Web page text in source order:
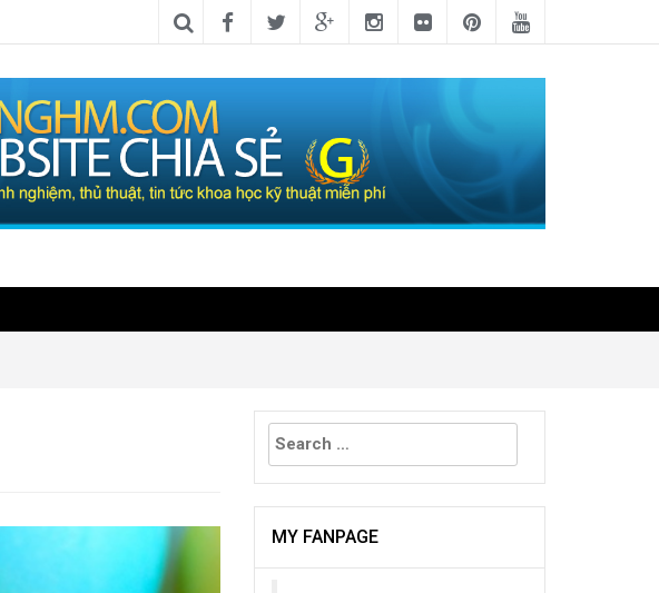
Search
for:
MY FANPAGE